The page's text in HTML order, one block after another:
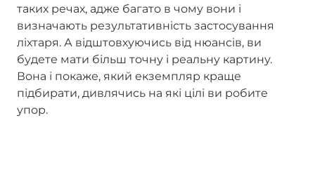
таких речах, адже багато в чому вони і
визначають результативність застосування
ліхтаря. А відштовхуючись від нюансів, ви
будете мати більш точну і реальну картину.
Вона і покаже, який екземпляр краще
підбирати, дивлячись на які цілі ви робите
упор.